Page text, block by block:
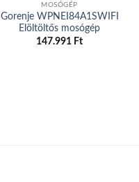
MOSÓGÉP
Gorenje WPNEI84A1SWIFI
Elöltöltős mosógép
147.991 Ft